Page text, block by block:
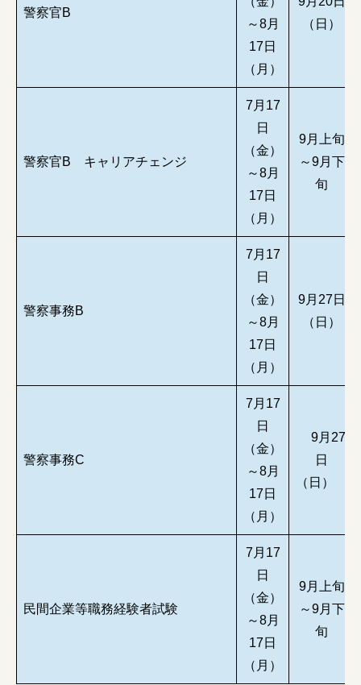
警察官B
～8月
17日
（月）
（日）
警察官B キャリアチェンジ
7月17
日
（金）
～8月
17日
（月）
9月上旬
～9月下
旬
警察事務B
7月17
日
（金）
～8月
17日
（月）
9月27日
（日）
警察事務C
7月17
日
（金）
～8月
17日
（月）
9月27
日
（日）
民間企業等職務経験者試験
7月17
日
（金）
～8月
17日
（月）
9月上旬
～9月下
旬